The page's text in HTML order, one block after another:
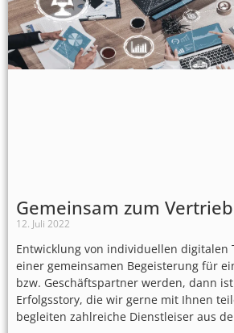
Gemeinsam zum
12. Juli 2022
Entwicklung von individuellen digitalen
einer gemeinsamen Begeisterung für
bzw. Geschäftspartner werden, dann
Erfolgsstory, die wir gerne mit Ihnen
begleiten zahlreiche Dienstleiser aus